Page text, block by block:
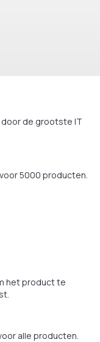
de grootste IT
5000 producten.
het product te
alle producten.